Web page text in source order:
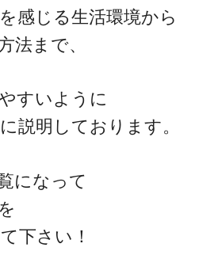
感じる生活環境から
法まで、
すいように
説明しております。
になって
下さい！